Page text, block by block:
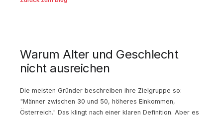
Warum Alter und Geschlecht
nicht ausreichen
Die meisten Gründer beschreiben ihre Zielgruppe so:
"Männer zwischen 30 und 50, höheres Einkommen,
Österreich." Das klingt nach einer klaren Definition. Aber es